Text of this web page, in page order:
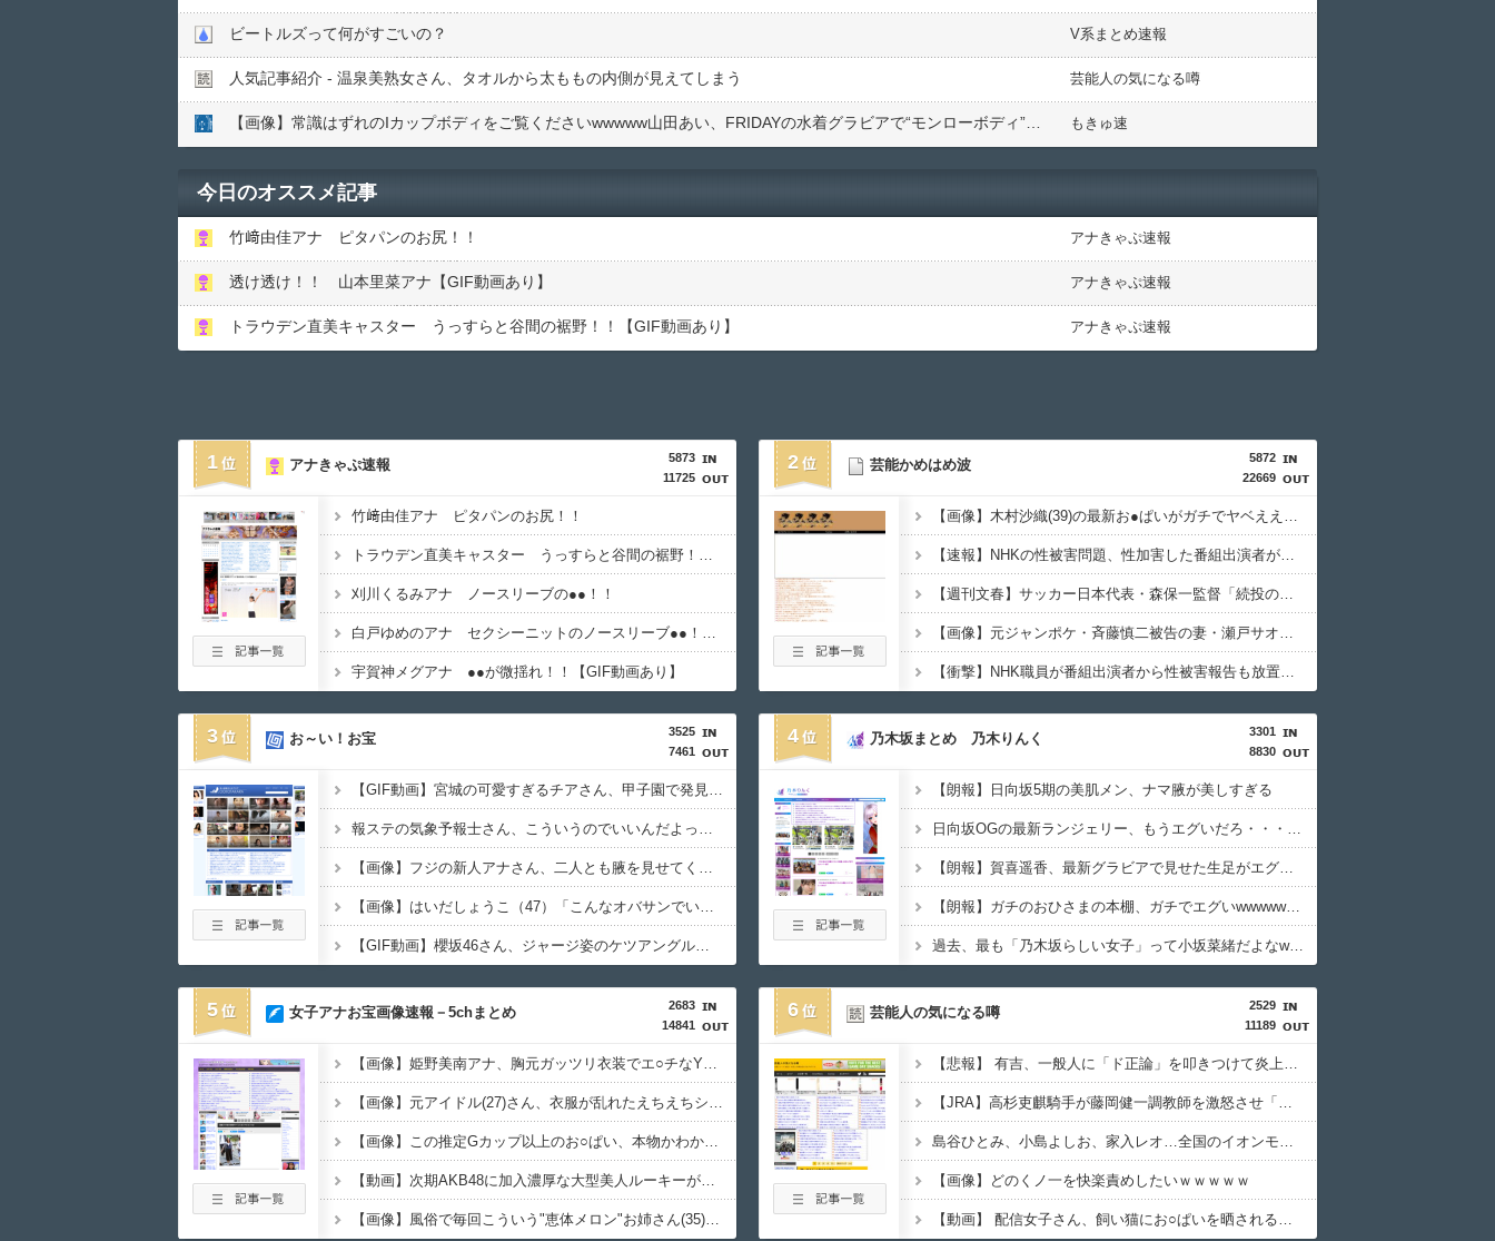
ビートルズって何がすごいの？ V系まとめ速報
人気記事紹介 - 温泉美熟女さん、タオルから太ももの内側が見えてしまう 芸能人の気になる噂
もきゅ速
今日のオススメ記事
竹﨑由佳アナ ピタパンのお尻！！ アナきゃぷ速報
透け透け！！ 山本里菜アナ【GIF動画あり】 アナきゃぷ速報
トラウデン直美キャスター うっすらと谷間の裾野！！【GIF動画あり】 アナきゃぷ速報
1
5873
11725
アナきゃぷ速報
竹﨑由佳アナ ピタパンのお尻！！
トラウデン直美キャスター うっすらと谷間の裾野！！【GIF動画あり】
刈川くるみアナ ノースリーブの●●！！
白戸ゆめのアナ セクシーニットのノースリーブ●●！！【GIF動画あり】
宇賀神メグアナ ●●が微揺れ！！【GIF動画あり】
2
5872
22669
芸能かめはめ波
【画像】木村沙織(39)の最新お●ぱいがガチでヤベええええええええ
【速報】NHKの性被害問題、性加害した番組出演者が衝撃告白！
【週刊文春】サッカー日本代表・森保一監督「続投の謎」
【画像】元ジャンポケ・斉藤慎二被告の妻・瀬戸サオリがインスタ更新！その内容がガチでヤバすぎる…
【衝撃】NHK職員が番組出演者から性被害報告も放置の衝撃対応、中居正広と国分太一の事例もNHKは「加害者を守る」のか、指摘される“隠蔽体質”
3
3525
7461
お～い！お宝
【GIF動画】宮城の可愛すぎるチアさん、甲子園で発見される
報ステの気象予報士さん、こういうのでいいんだよっていう横乳の張り
【画像】フジの新人アナさん、二人とも腋を見せてくれない
【画像】はいだしょうこ（47）「こんなオバサンでいいの…？」
【GIF動画】櫻坂46さん、ジャージ姿のケツアングル祭り
4
3301
8830
乃木坂まとめ 乃木りんく
【朗報】日向坂5期の美肌メン、ナマ腋が美しすぎる
日向坂OGの最新ランジェリー、もうエグいだろ・・・(画像どーん)
【朗報】賀喜遥香、最新グラビアで見せた生足がエグすぎる
【朗報】ガチのおひさまの本棚、ガチでエグいwwwwwwww
過去、最も「乃木坂らしい女子」って小坂菜緒だよなwwwww
5
2683
14841
女子アナお宝画像速報－5chまとめ
【画像】姫野美南アナ、胸元ガッツリ衣装でエ○チなYCを堂々披露ｗｗｗｗｗ
【画像】元アイドル(27)さん、衣服が乱れたえちえちショットを公開してしまうｗｗｗｗｗ
【画像】この推定Gカップ以上のお○ぱい、本物かわかる？
【動画】次期AKB48に加入濃厚な大型美人ルーキーが発見されてしまうｗｗｗｗｗｗ
【画像】風俗で毎回こういう"恵体メロン"お姉さん(35)を指名してしまうんやが・・・・・・
6
2529
11189
芸能人の気になる噂
【悲報】 有吉、一般人に「ド正論」を叩きつけて炎上ｗｗｗｗｗｗｗｗ
【JRA】高杉吏麒騎手が藤岡健一調教師を激怒させ「所属取消」フリー転身へ、との噂
島谷ひとみ、小島よしお、家入レオ…全国のイオンモールでイベント中止相次ぐ 熊本の爆発事故で施設点検のため
【画像】どのくノ一を快楽責めしたいｗｗｗｗｗ
【動画】 配信女子さん、飼い猫にお○ぱいを晒されるハプニングｗｗｗｗｗｗ